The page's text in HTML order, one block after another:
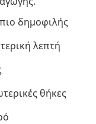
δημοφιλής
λεπτή
θήκες